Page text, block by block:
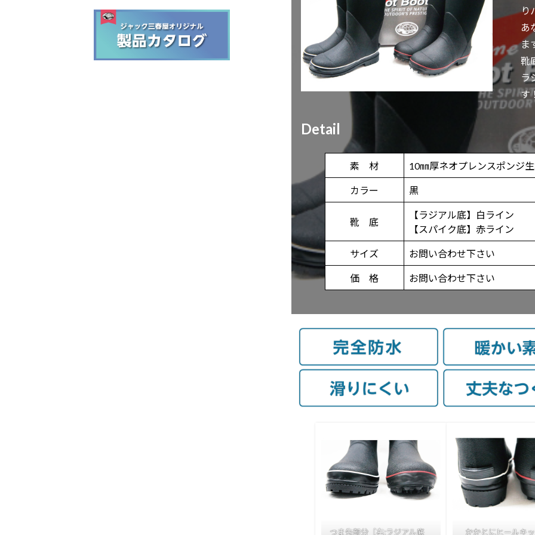
り
あ
ま
靴
ラ
す
Detail
素 材 10㎜厚ネオプレンスポンジ
カラー 黒
靴 底
【ラジアル底】白ライン
【スパイク底】赤ライン
サイズ お問い合わせ下さい
価 格 お問い合わせ下さい
つま先部分［右:ラジアル底 かかとにヒールキ